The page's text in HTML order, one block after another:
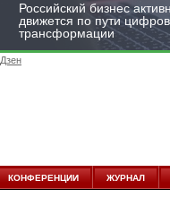
Российский бизнес
движется по пути
трансформации
КОНФЕРЕНЦИИ ЖУРНАЛ